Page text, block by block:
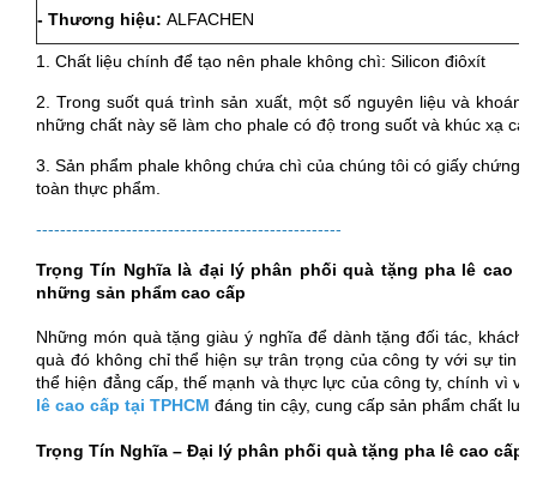
- Thương hiệu: ALFACHEN
1. Chất liệu chính để tạo nên phale không chì: Silicon điôxít
2. Trong suốt quá trình sản xuất, một số nguyên liệu và
những chất này sẽ làm cho phale có độ trong suốt và khúc xạ
3. Sản phẩm phale không chứa chì của chúng tôi có giấy chứng
toàn thực phẩm.
---------------------------------------------------
Trọng Tín Nghĩa là đại lý phân phối quà tặng pha lê cao
những sản phẩm cao cấp
Những món quà tặng giàu ý nghĩa để dành tặng đối tác,
quà đó không chỉ thể hiện sự trân trọng của công ty với sự tin
thể hiện đẳng cấp, thế mạnh và thực lực của công ty, chính vì
lê cao cấp tại TPHCM đáng tin cậy, cung cấp sản phẩm chất
Trọng Tín Nghĩa – Đại lý phân phối quà tặng pha lê cao cấp